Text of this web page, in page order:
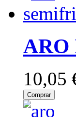
ARO
10,05
Comprar